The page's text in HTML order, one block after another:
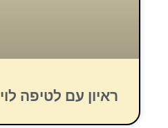
ראיון עם לטיפה לוי